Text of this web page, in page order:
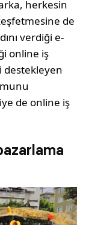
herkesin
de
verdiği e-
online iş
destekleyen
de online iş